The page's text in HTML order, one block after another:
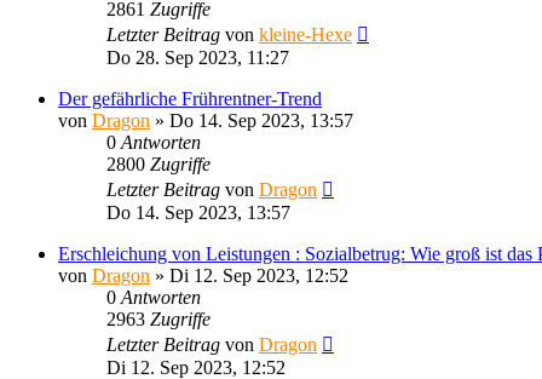
2861 Zugriffe
Letzter Beitrag von kleine-Hexe
Do 28. Sep 2023, 11:27
Der gefährliche Frührentner-Trend
von Dragon » Do 14. Sep 2023, 13:57
0 Antworten
2800 Zugriffe
Letzter Beitrag von Dragon
Do 14. Sep 2023, 13:57
Erschleichung von Leistungen : Sozialbetrug: Wie groß ist das
von Dragon » Di 12. Sep 2023, 12:52
0 Antworten
2963 Zugriffe
Letzter Beitrag von Dragon
Di 12. Sep 2023, 12:52